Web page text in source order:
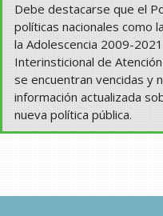
Debe destacarse que el
políticas nacionales como
la Adolescencia 2009-
Interinsticional de
se encuentran vencidas y
información actualizada
nueva política pública.